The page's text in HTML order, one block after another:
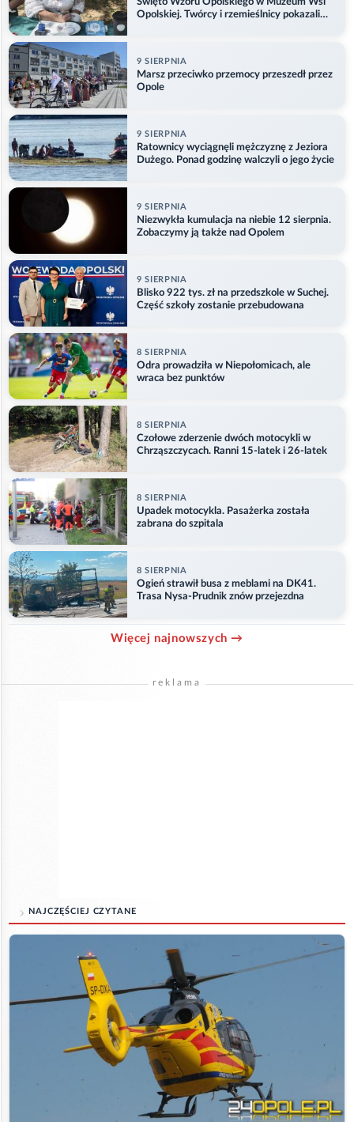
Opolskiej. Twórcy i rzemieślnicy pokazali
9 SIERPNIA
Marsz przeciwko przemocy przeszedł przez
Opole
9 SIERPNIA
Ratownicy wyciągnęli mężczyznę z Jeziora
Dużego. Ponad godzinę walczyli o jego życie
9 SIERPNIA
Niezwykła kumulacja na niebie 12 sierpnia.
Zobaczymy ją także nad Opolem
9 SIERPNIA
Blisko 922 tys. zł na przedszkole w Suchej.
Część szkoły zostanie przebudowana
8 SIERPNIA
Odra prowadziła w Niepołomicach, ale
wraca bez punktów
8 SIERPNIA
Czołowe zderzenie dwóch motocykli w
Chrząszczycach. Ranni 15-latek i 26-latek
8 SIERPNIA
Upadek motocykla. Pasażerka została
zabrana do szpitala
8 SIERPNIA
Ogień strawił busa z meblami na DK41.
Trasa Nysa-Prudnik znów przejezdna
Więcej najnowszych →
reklama
NAJCZĘŚCIEJ CZYTANE